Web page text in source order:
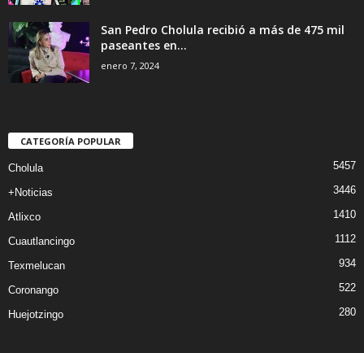
San Pedro Cholula recibió a más de 475 mil
paseantes en...
enero 7, 2024
CATEGORÍA POPULAR
Cholula 5457
+Noticias 3446
Atlixco 1410
Cuautlancingo 1112
Texmelucan 934
Coronango 522
Huejotzingo 280